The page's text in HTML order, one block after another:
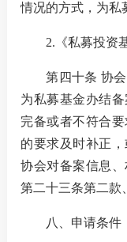
情况的方式，为私
2. 《私募投资
第四十条 协
为私募基金办结
完备或者不符合
的要求及时补正
协会对备案信息
第二十三条第二款
八、 申请条件